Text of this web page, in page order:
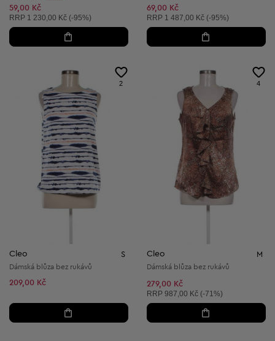
Snížená cena:
59,00 Kč
Doporučená cena:
RRP 1 230,00 Kč (-95%)
69,00 Kč
Doporučená cena:
RRP 1 487,00 Kč (-95%)
2
Cleo S
Dámská blůza bez rukávů
209,00 Kč
4
Cleo M
Dámská blůza bez rukávů
279,00 Kč
Doporučená cena:
RRP 987,00 Kč (-71%)